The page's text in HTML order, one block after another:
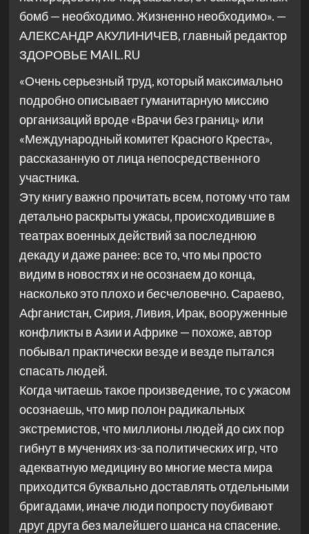
бомб — необходимо. Жизненно необходимо». —
АЛЕКСАНДР АКУЛИНИЧЕВ, главный редактор
ЗДОРОВЬЕ MAIL.RU
«Очень серьезный труд, который максимально
подробно описывает гуманитарную миссию
организаций вроде «Врачи без границ» или
«Международный комитет Красного Креста»,
рассказанную от лица непосредственного
участника.
Эту книгу важно прочитать всем, потому что там
детально раскрыты ужасы, происходившие в
театрах военных действий за последнюю
декаду и даже ранее: все то, что мы просто
видим в новостях и не осознаем до конца,
насколько это плохо и бесчеловечно. Сараево,
Афганистан, Сирия, Ливия, Ирак, вооруженные
конфликты в Азии и Африке — похоже, автор
побывал практически везде и везде пытался
спасать людей.
Когда читаешь такое произведение, то с ужасом
осознаешь, что мир полон радикальных
экстремистов, что миллионы людей до сих пор
гибнут в мучениях из-за политических игр, что
адекватную медицину во многие места мира
приходится буквально доставлять отдельными
бригадами, иначе люди попросту поубивают
друг друга без малейшего шанса на спасение.